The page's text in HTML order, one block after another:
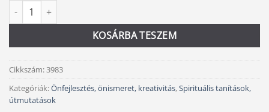
20 önismereti kérdés és válasz, mennyiség
KOSÁRBA TESZEM
Alternative:
Cikkszám:3983
Kategóriák:Önfejlesztés, önismeret, kreativitás,Spirituális tanítások,
útmutatások